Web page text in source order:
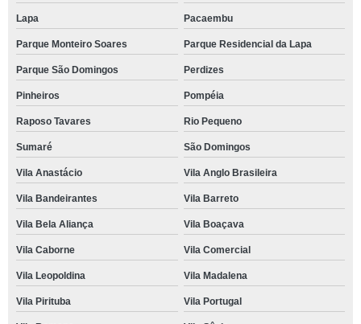
Lapa Pacaembu
Parque Monteiro Soares Parque Residencial da Lapa
Parque São Domingos Perdizes
Pinheiros Pompéia
Raposo Tavares Rio Pequeno
Sumaré São Domingos
Vila Anastácio Vila Anglo Brasileira
Vila Bandeirantes Vila Barreto
Vila Bela Aliança Vila Boaçava
Vila Caborne Vila Comercial
Vila Leopoldina Vila Madalena
Vila Pirituba Vila Portugal